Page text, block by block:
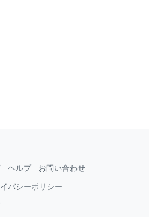
ヘルプ お問い合わせ
バシーポリシー